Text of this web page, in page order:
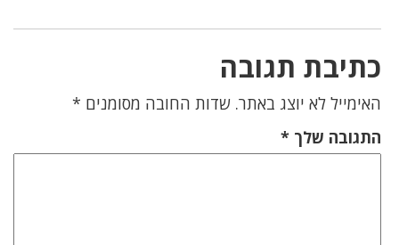
כתיבת תגובה
האימייל לא יוצג באתר. שדות החובה מסומנים *
התגובה שלך *